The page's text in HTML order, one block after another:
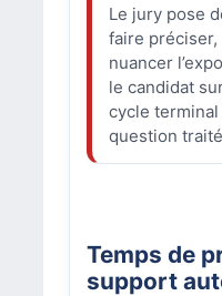
Le jury pose
faire
nuancer
le candidat
cycle
question
Temps de
support